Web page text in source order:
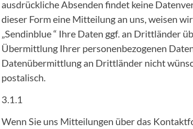
ausdrückliche Absenden findet keine
dieser Form eine Mitteilung an uns, weisen
„Sendinblue “ Ihre Daten ggf. an Drittländer
Übermittlung Ihrer personenbezogenen
Datenübermittlung an Drittländer nicht
postalisch.
3.1.1
Wenn Sie uns Mitteilungen über das